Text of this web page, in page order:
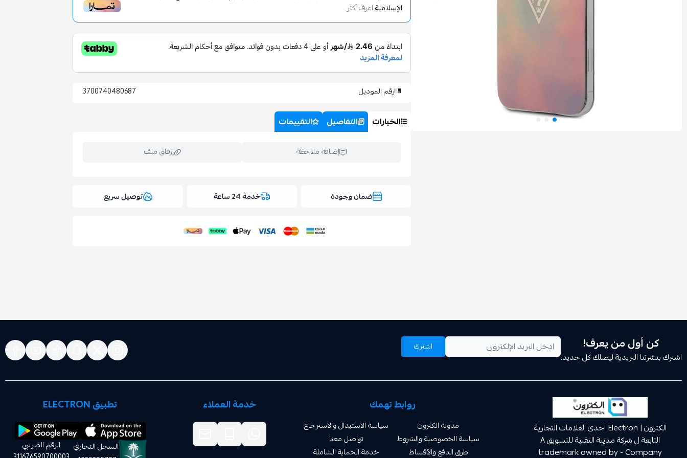
الإسلاميةاعرف أكثر
رقم الموديل 3700740480687
الخيارات التفاصيل التقييمات
إضافة ملاحظة إرفاق ملف
اسحب و افلت الملف هنا
ضمان وجودة خدمة 24 ساعة توصيل سريع
كن أول من يعرف!
اشترك بنشرتنا البريدية ليصلك كل جديد.
اشترك
الكترون | Electron احدى العلامات التجارية
التابعة ل شركة مدينة التقنية للتسويق A
trademark owned by - Company
روابط تهمك
مدونة الكترون
سياسة الخصوصية والشروط
طرق الدفع والأقساط
سياسة الاستبدال والاسترجاع
تواصل معنا
خدمة الحماية الشاملة
خدمة العملاء تطبيق ELECTRON
السجل التجاري
الرقم الضريبي